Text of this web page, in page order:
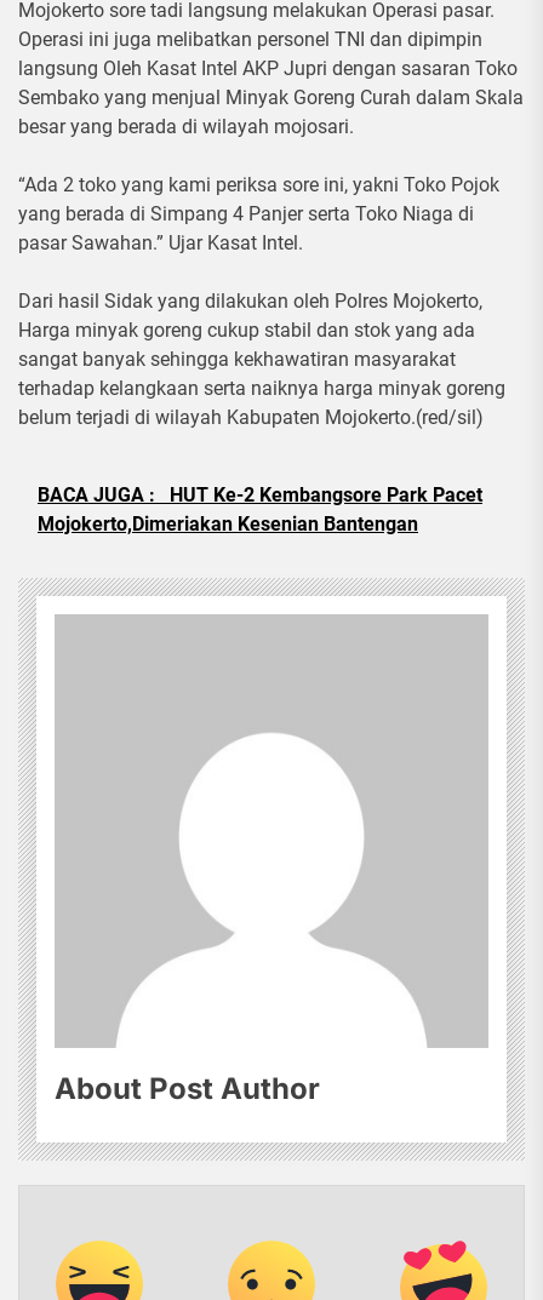
Mojokerto sore tadi langsung melakukan Operasi pasar.
Operasi ini juga melibatkan personel TNI dan dipimpin
langsung Oleh Kasat Intel AKP Jupri dengan sasaran Toko
Sembako yang menjual Minyak Goreng Curah dalam Skala
besar yang berada di wilayah mojosari.
“Ada 2 toko yang kami periksa sore ini, yakni Toko Pojok
yang berada di Simpang 4 Panjer serta Toko Niaga di
pasar Sawahan.” Ujar Kasat Intel.
Dari hasil Sidak yang dilakukan oleh Polres Mojokerto,
Harga minyak goreng cukup stabil dan stok yang ada
sangat banyak sehingga kekhawatiran masyarakat
terhadap kelangkaan serta naiknya harga minyak goreng
belum terjadi di wilayah Kabupaten Mojokerto.(red/sil)
BACA JUGA :
HUT Ke-2 Kembangsore Park Pacet
Mojokerto,Dimeriakan Kesenian Bantengan
About Post Author